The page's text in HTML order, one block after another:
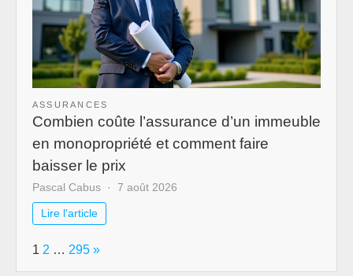
ASSURANCES
Combien coûte l’assurance d’un immeuble
en monopropriété et comment faire
baisser le prix
Pascal Cabus 7 août 2026
Lire l'article
Page:
1 2 … 295 Next
»